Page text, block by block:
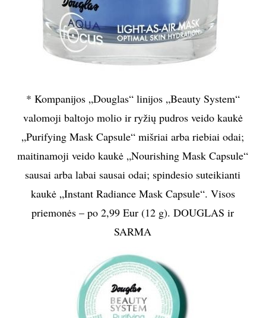
* Kompanijos „Douglas“ linijos „Beauty System“
valomoji baltojo molio ir ryžių pudros veido kaukė
„Purifying Mask Capsule“ mišriai arba riebiai odai;
maitinamoji veido kaukė „Nourishing Mask Capsule“
sausai arba labai sausai odai; spindesio suteikianti
kaukė „Instant Radiance Mask Capsule“. Visos
priemonės – po 2,99 Eur (12 g). DOUGLAS ir
SARMA